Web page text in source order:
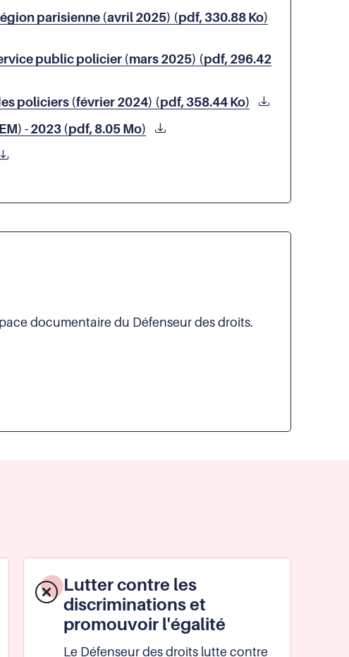
parisienne (avril 2025) (pdf, 330.88 Ko)
public policier (mars 2025) (pdf, 296.42
policiers (février 2024) (pdf, 358.44 Ko)
- 2023 (pdf, 8.05 Mo)
documentaire du Défenseur des droits.
Lutter contre les
discriminations et
promouvoir l'égalité
Le Défenseur des droits lutte contre